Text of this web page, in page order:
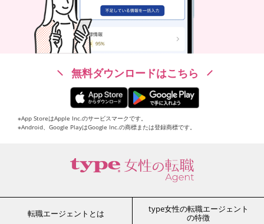
無料ダウンロードはこちら
※App StoreはApple Inc.のサービスマークです。
※Android、Google PlayはGoogle Inc.の商標または登録商標です。
転職エージェントとは
type女性の転職エージェント
の特徴